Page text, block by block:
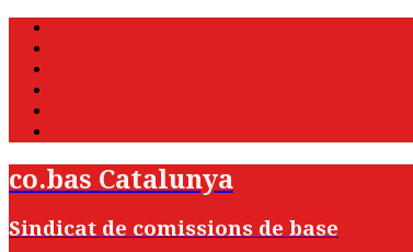
co.bas Catalunya
Sindicat de comissions de base